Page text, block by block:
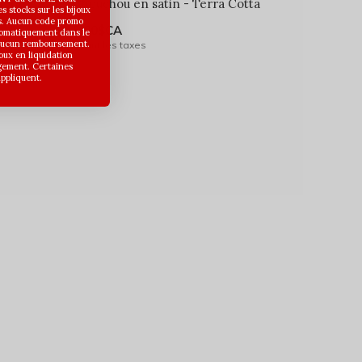
Chouchou en satin - Terra Cotta
5,00$CA
Avant les taxes
stocks sur les bijoux
Aucun code promo
dans le
remboursement.
en liquidation
Certaines